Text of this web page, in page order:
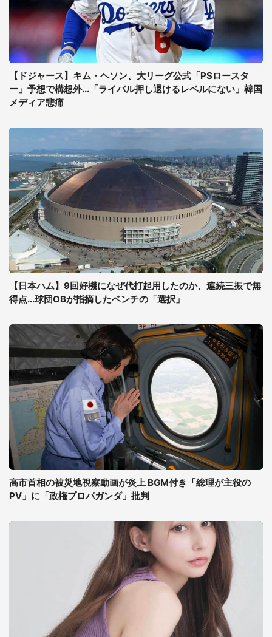
【ドジャース】キム・ヘソン、大リーグ公式「PSロースタ
ー」予想で構想外...「ライバル押し退けるレベルにない」韓国
メディア悲痛
【日本ハム】9回好機になぜ代打起用したのか、連続三振で無
得点...球団OBが指摘したベンチの「選択」
高市首相の被災地視察動画が炎上 BGM付き「総理が主役の
PV」に「政権プロパガンダ」批判